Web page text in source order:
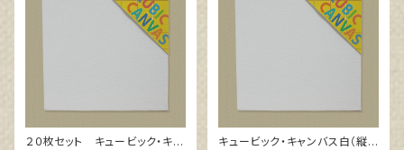
２０枚セット キュービック・キャ
キュービック・キャンバス白（縦3